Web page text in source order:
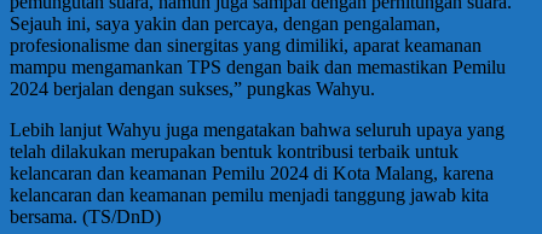
Sejauh ini, saya yakin dan percaya, dengan pengalaman,
profesionalisme dan sinergitas yang dimiliki, aparat keamanan
mampu mengamankan TPS dengan baik dan memastikan Pemilu
2024 berjalan dengan sukses,” pungkas Wahyu.
Lebih lanjut Wahyu juga mengatakan bahwa seluruh upaya yang
telah dilakukan merupakan bentuk kontribusi terbaik untuk
kelancaran dan keamanan Pemilu 2024 di Kota Malang, karena
kelancaran dan keamanan pemilu menjadi tanggung jawab kita
bersama. (TS/DnD)